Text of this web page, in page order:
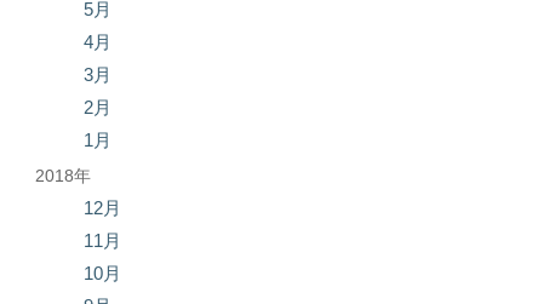
5月
4月
3月
2月
1月
2018年
12月
11月
10月